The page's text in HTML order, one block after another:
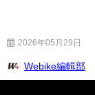
2026年05月29日
Webike編輯部